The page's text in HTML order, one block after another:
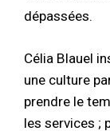
dépassées.
Célia Blauel
une culture
prendre le
les services ;